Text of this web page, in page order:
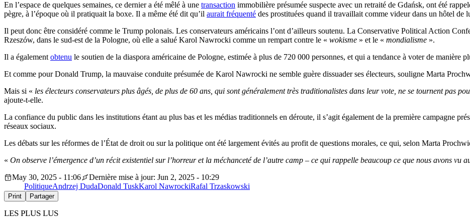
En l’espace de quelques semaines, ce dernier a été mêlé à une transaction immobilière présumée suspecte avec un retraité de Gdańsk, ont été
pègre, à l’époque où il pratiquait la boxe. Il a même été dit qu’il aurait fréquenté des prostituées quand il travaillait comme videur dans un hôtel de
Il peut donc être considéré comme le Trump polonais. Les conservateurs américains l’ont d’ailleurs soutenu. La Conservative Political Action
Rzeszów, dans le sud-est de la Pologne, où elle a salué Karol Nawrocki comme un rempart contre le « wokisme » et le « mondialisme ».
Il a également obtenu le soutien de la diaspora américaine de Pologne, estimée à plus de 720 000 personnes, et qui a tendance à voter de manière
Et comme pour Donald Trump, la mauvaise conduite présumée de Karol Nawrocki ne semble guère dissuader ses électeurs, souligne Marta
Mais si « les électeurs conservateurs plus âgés, de plus de 60 ans, qui sont généralement très traditionalistes dans leur vote, ne se tournent pas
ajoute-t-elle.
La confiance du public dans les institutions étant au plus bas et les médias traditionnels en déroute, il s’agit également de la première campagne
réseaux sociaux.
Les débats sur les réformes de l’État de droit ou sur la politique ont été largement évités au profit de questions morales, ce qui, selon Marta
« On observe l’émergence d’un récit existentiel sur l’horreur et la méchanceté de l’autre camp – ce qui rappelle beaucoup ce que nous avons vu
May 30, 2025 - 11:06
Dernière mise à jour: Jun 2, 2025 - 10:29
PolitiqueAndrzej DudaDonald TuskKarol NawrockiRafal Trzaskowski
Print Partager
LES PLUS LUS